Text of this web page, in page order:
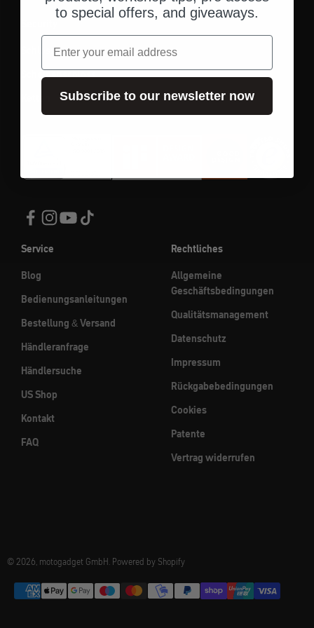
Schlösser
Scheibenschloss
Service
Blog
Bedienungsanleitungen
Bestellung & Versand
Händleranfrage
Händlersuche
US Shop
Kontakt
FAQ
Rechtliches
Allgemeine
Geschäftsbedingungen
Qualitätsmanagement
Datenschutz
Impressum
Rückgabebedingungen
Cookies
Patente
Vertrag widerrufen
© 2026, motogadget GmbH. Powered by Shopify
to special offers, and giveaways.
Email
Subscribe to our newsletter now